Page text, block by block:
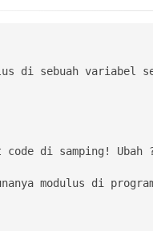
di sebuah variabel
code di samping! Ubah
modulus di